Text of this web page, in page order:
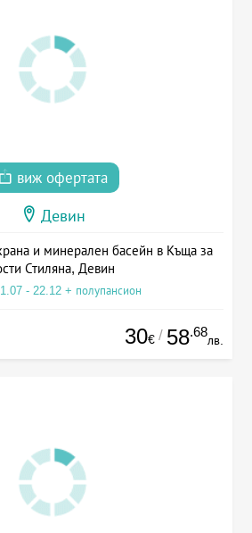
виж офертата
Девин
и минерален басейн в Къща за
Стиляна, Девин
- 22.12 + полупансион
30€ / 58.68
лв.